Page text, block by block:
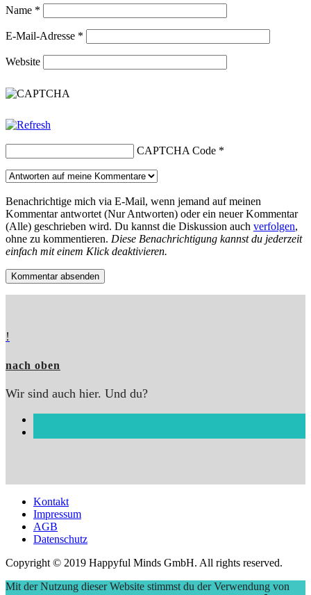
Name *
E-Mail-Adresse *
Website
CAPTCHA Code *
Benachrichtige mich via E-Mail, wenn jemand auf meinen
Kommentar antwortet (Nur Antworten) oder ein neuer Kommentar
(Alle) geschrieben wird. Du kannst die Diskussion auch verfolgen,
ohne zu kommentieren. Diese Benachrichtigung kannst du jederzeit
einfach mit einem Klick deaktivieren.
!
nach oben
Wir sind auch hier. Und du?
Kontakt
Impressum
AGB
Datenschutz
Copyright © 2019 Happyful Minds GmbH. All rights reserved.
Mit der Nutzung dieser Website stimmst du der Verwendung von